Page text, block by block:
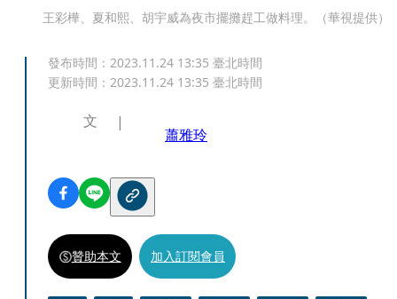
王彩樺、夏和熙、胡宇威為夜市擺攤趕工做料理。（華視提供）
發布時間： 2023.11.24 13:35 臺北時間
更新時間： 2023.11.24 13:35 臺北時間
文
蕭雅玲
贊助本文 加入訂閱會員